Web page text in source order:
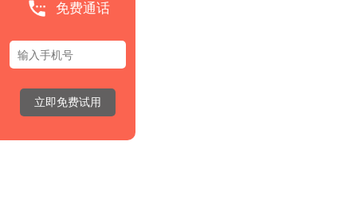
免费通话
立即免费试用